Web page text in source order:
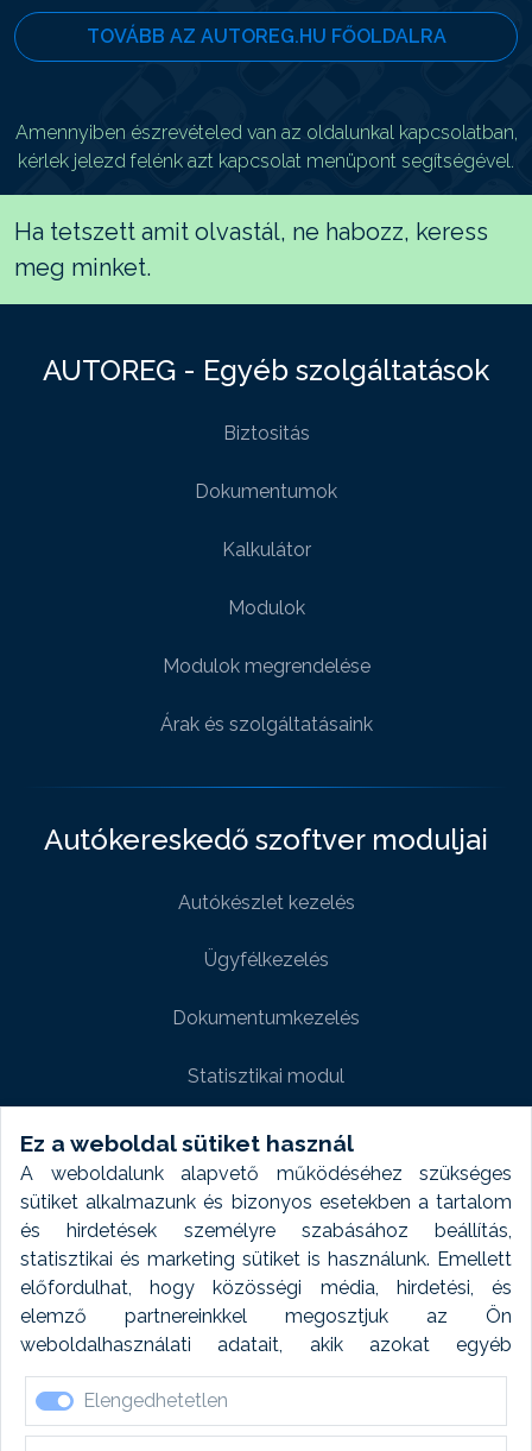
Ez a weboldal sütiket használ
A weboldalunk alapvető működéséhez szükséges
sütiket alkalmazunk és bizonyos esetekben a tartalom
és hirdetések személyre szabásához beállítás,
statisztikai és marketing sütiket is használunk. Emellett
előfordulhat, hogy közösségi média, hirdetési, és
elemző partnereinkkel megosztjuk az Ön
weboldalhasználati adatait, akik azokat egyéb
forrásokból gyűjtött adatokkal kombinálhatják. A sütik
elfogadásával kapcsolatosan naplózást végzünk és
ezen adatokat 6 hónap után automatikusan töröljük. A
Elengedhetetlen
TOVÁBB AZ AUTOREG.HU FŐOLDALRA
Amennyiben észrevételed van az oldalunkal kapcsolatban,
kérlek jelezd felénk azt kapcsolat menüpont segítségével.
Ha tetszett amit olvastál, ne habozz, keress
meg minket.
AUTOREG - Egyéb szolgáltatások
Biztositás
Dokumentumok
Kalkulátor
Modulok
Modulok megrendelése
Árak és szolgáltatásaink
Autókereskedő szoftver moduljai
Autókészlet kezelés
Ügyfélkezelés
Dokumentumkezelés
Statisztikai modul
Weboldal modul
Fényképtár extra modul
Autómosó modul
Feladatütemezés